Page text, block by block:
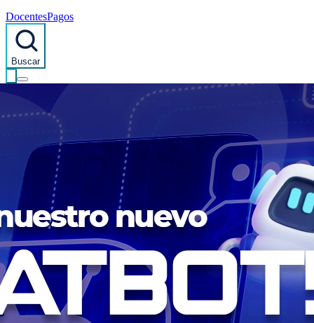
DocentesPagos
Buscar